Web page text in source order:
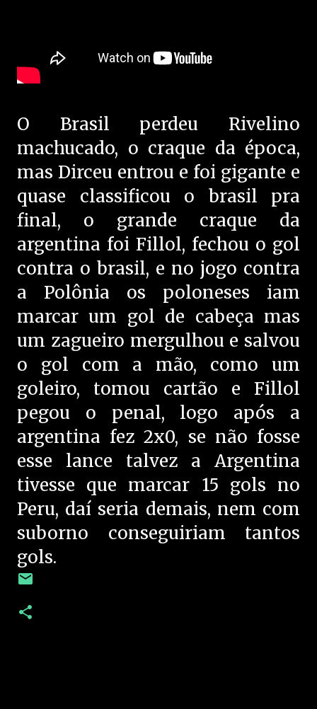
O Brasil perdeu Rivelino
machucado, o craque da época,
mas Dirceu entrou e foi gigante e
quase classificou o brasil pra
final, o grande craque da
argentina foi Fillol, fechou o gol
contra o brasil, e no jogo contra
a Polônia os poloneses iam
marcar um gol de cabeça mas
um zagueiro mergulhou e salvou
o gol com a mão, como um
goleiro, tomou cartão e Fillol
pegou o penal, logo após a
argentina fez 2x0, se não fosse
esse lance talvez a Argentina
tivesse que marcar 15 gols no
Peru, daí seria demais, nem com
suborno conseguiriam tantos
gols.